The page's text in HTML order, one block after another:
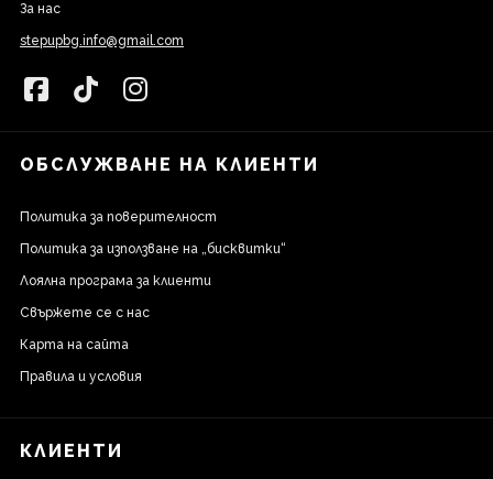
За нас
stepupbg.info@gmail.com
ОБСЛУЖВАНЕ НА КЛИЕНТИ
Политика за поверителност
Политика за използване на „бисквитки“
Лоялна програма за клиенти
Свържете се с нас
Карта на сайта
Правила и условия
КЛИЕНТИ